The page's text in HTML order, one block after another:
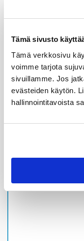
Tämä sivusto
Tämä verkkosivu
voimme tarjota
sivuillamme. Jos
evästeiden käytön.
hallinnointitavoista